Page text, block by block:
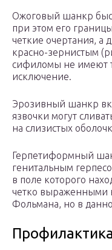
Ожоговый шанкр
при этом его
четкие очертания, а
красно-зернистым
сифиломы не имеют
исключение.
Эрозивный шанкр
язвочки могут
на слизистых
Герпетиформный
генитальным
в поле которого
четко выраженными
Фольмана, но в
Профилактика